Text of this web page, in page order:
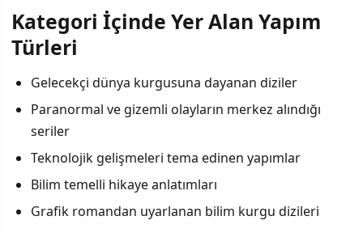
Kategori İçinde Yer Alan Yapım
Türleri
Gelecekçi dünya kurgusuna dayanan diziler
Paranormal ve gizemli olayların merkez alındığı
seriler
Teknolojik gelişmeleri tema edinen yapımlar
Bilim temelli hikaye anlatımları
Grafik romandan uyarlanan bilim kurgu dizileri